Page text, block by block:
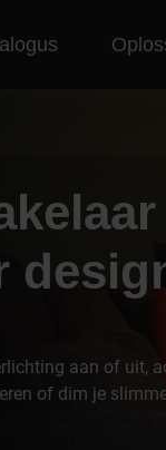
aan of uit,
of dim je